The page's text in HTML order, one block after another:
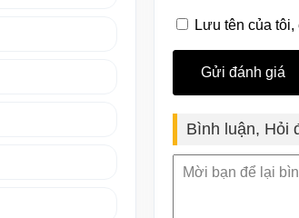
Lưu tên của
Bình luận, Hỏi